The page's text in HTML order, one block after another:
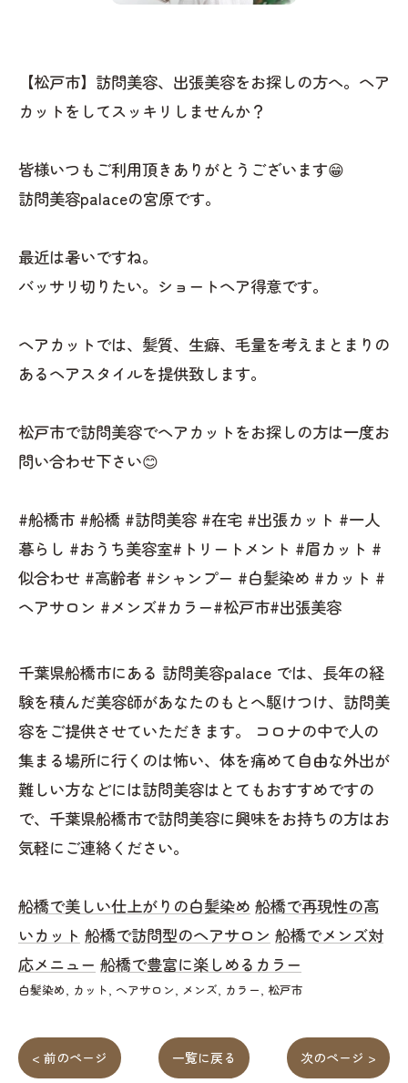
【松戸市】訪問美容、出張美容をお探しの方へ。ヘア
カットをしてスッキリしませんか？
皆様いつもご利用頂きありがとうございます😁
訪問美容palaceの宮原です。
最近は暑いですね。
バッサリ切りたい。ショートヘア得意です。
ヘアカットでは、髪質、生癖、毛量を考えまとまりの
あるヘアスタイルを提供致します。
松戸市で訪問美容でヘアカットをお探しの方は一度お
問い合わせ下さい😊
#船橋市 #船橋 #訪問美容 #在宅 #出張カット #一人
暮らし #おうち美容室#トリートメント #眉カット #
似合わせ #高齢者 #シャンプー #白髪染め #カット #
ヘアサロン #メンズ#カラー#松戸市#出張美容
千葉県船橋市にある 訪問美容palace では、長年の経
験を積んだ美容師があなたのもとへ駆けつけ、訪問美
容をご提供させていただきます。 コロナの中で人の
集まる場所に行くのは怖い、体を痛めて自由な外出が
難しい方などには訪問美容はとてもおすすめですの
で、千葉県船橋市で訪問美容に興味をお持ちの方はお
気軽にご連絡ください。
船橋で美しい仕上がりの白髪染め 船橋で再現性の高
いカット 船橋で訪問型のヘアサロン 船橋でメンズ対
応メニュー 船橋で豊富に楽しめるカラー
白髪染め カット ヘアサロン メンズ カラー 松戸市
< 前のページ 一覧に戻る 次のページ >